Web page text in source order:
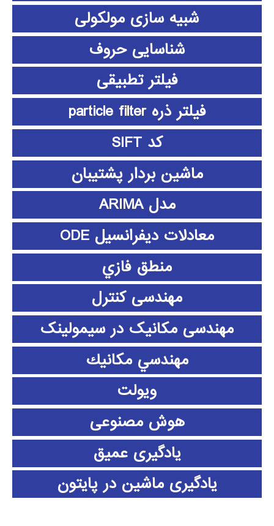
شبیه سازی مولکولی
شناسایی حروف
فیلتر تطبیقی
فیلتر ذره particle filter
کد SIFT
ماشین بردار پشتیبان
مدل ARIMA
معادلات دیفرانسیل ODE
منطق فازي
مهندسی کنترل
مهندسی مکانیک در سیمولینک
مهندسي مكانيك
ویولت
هوش مصنوعی
یادگیری عمیق
یادگیری ماشین در پایتون